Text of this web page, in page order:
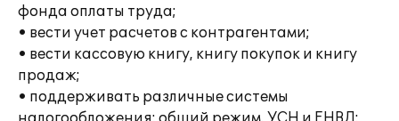
фонда оплаты труда;
• вести учет расчетов с контрагентами;
• вести кассовую книгу, книгу покупок и книгу
продаж;
• поддерживать различные системы